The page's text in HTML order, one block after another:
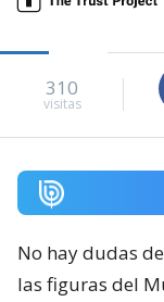
310
visitas
No hay dudas
las figuras del